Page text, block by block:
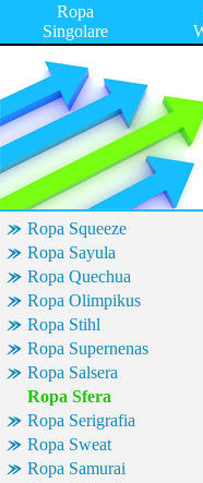
Ropa
Singolare
Ropa Squeeze
Ropa Sayula
Ropa Quechua
Ropa Olimpikus
Ropa Stihl
Ropa Supernenas
Ropa Salsera
Ropa Sfera
Ropa Serigrafia
Ropa Sweat
Ropa Samurai